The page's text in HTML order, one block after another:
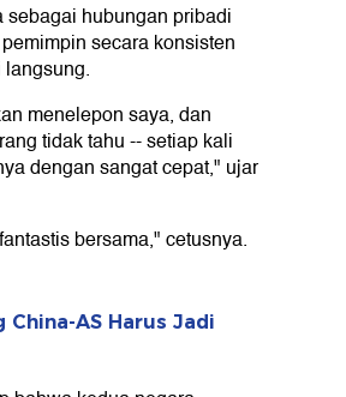
hubungan pribadi
secara konsisten
menelepon saya, dan
tidak tahu -- setiap kali
dengan sangat cepat," ujar
bersama," cetusnya.
AS Harus Jadi